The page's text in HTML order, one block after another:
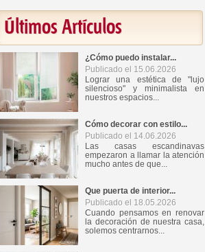
Últimos Artículos
¿Cómo puedo instalar...
Publicado el 15.06.2026
Lograr una estética de "lujo
silencioso" y minimalista en
nuestros espacios...
Cómo decorar con estilo...
Publicado el 14.06.2026
Las casas escandinavas
empezaron a llamar la atención
mucho antes de que...
Que puerta de interior...
Publicado el 18.05.2026
Cuando pensamos en renovar
la decoración de nuestra casa,
solemos centrarnos...